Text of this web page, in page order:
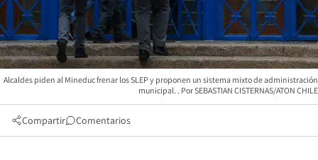
Alcaldes piden al Mineduc frenar los SLEP y proponen un sistema mixto de administración
municipal.
SEBASTIAN CISTERNAS/ATON CHILE
Compartir Comentarios